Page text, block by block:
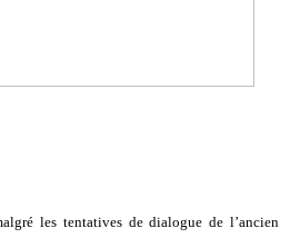
les tentatives de dialogue de l’ancien